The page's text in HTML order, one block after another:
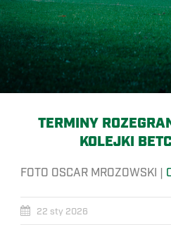
TERMINY
KOLEJKI
FOTO OSCAR MROZOWSKI |
22 sty 2026